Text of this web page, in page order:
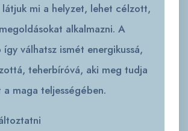
mi a helyzet, lehet célzott,
alkalmazni. A
válhatsz ismét energikussá,
teherbíróvá, aki meg tudja
maga teljességében.